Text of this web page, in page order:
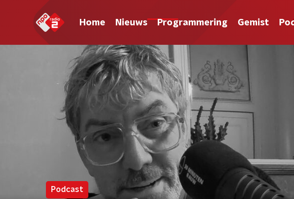
Home Nieuws Programmering Gemist
Podcast